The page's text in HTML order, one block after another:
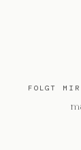
FOLGT